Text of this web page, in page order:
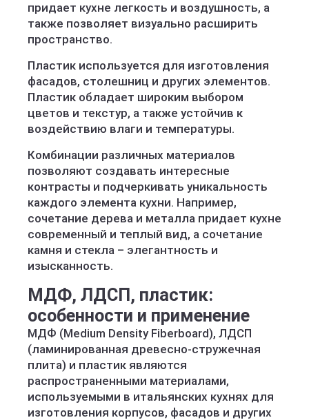
придает кухне легкость и воздушность, а
также позволяет визуально расширить
пространство.
Пластик используется для изготовления
фасадов, столешниц и других элементов.
Пластик обладает широким выбором
цветов и текстур, а также устойчив к
воздействию влаги и температуры.
Комбинации различных материалов
позволяют создавать интересные
контрасты и подчеркивать уникальность
каждого элемента кухни. Например,
сочетание дерева и металла придает кухне
современный и теплый вид, а сочетание
камня и стекла – элегантность и
изысканность.
МДФ, ЛДСП, пластик:
особенности и применение
МДФ (Medium Density Fiberboard), ЛДСП
(ламинированная древесно-стружечная
плита) и пластик являются
распространенными материалами,
используемыми в итальянских кухнях для
изготовления корпусов, фасадов и других